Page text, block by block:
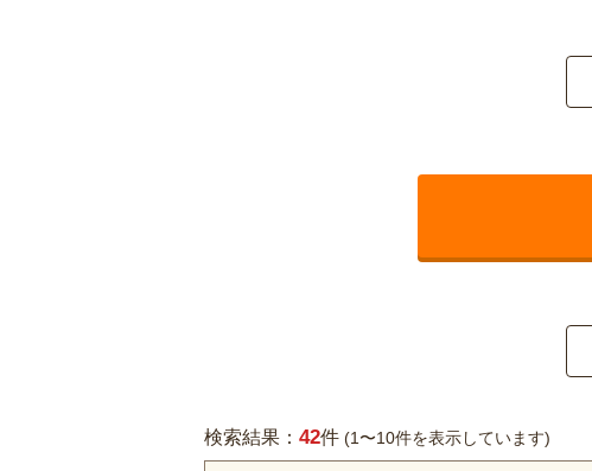
検索結果： 42件 (1〜10件を表示しています)